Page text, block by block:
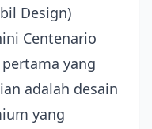
Design)
Centenario
yang
adalah desain
yang